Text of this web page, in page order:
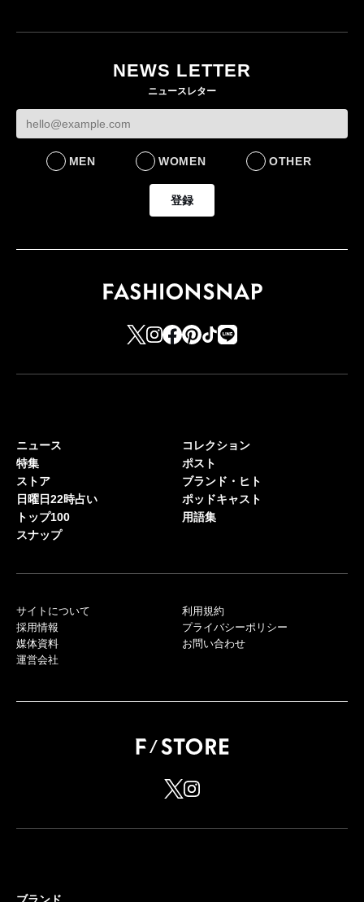
ケットなど7型を発売
FASHION
NEWS LETTER
ニュースレター
MEN WOMEN OTHER
登録
ニュース
特集
ストア
日曜日22時占い
トップ100
スナップ
コレクション
ポスト
ブランド・ヒト
ポッドキャスト
用語集
サイトについて
採用情報
媒体資料
運営会社
利用規約
プライバシーポリシー
お問い合わせ